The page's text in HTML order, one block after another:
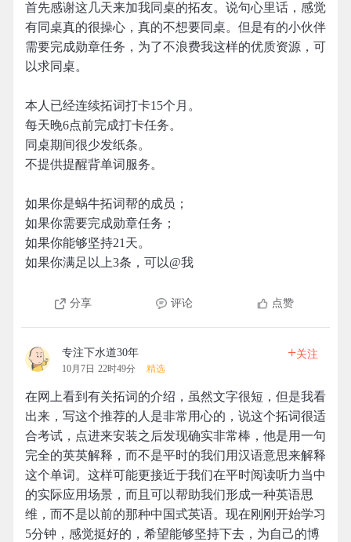
首先感谢这几天来加我同桌的拓友。说句心里话，感觉
有同桌真的很操心，真的不想要同桌。但是有的小伙伴
需要完成勋章任务，为了不浪费我这样的优质资源，可
以求同桌。
本人已经连续拓词打卡15个月。
每天晚6点前完成打卡任务。
同桌期间很少发纸条。
不提供提醒背单词服务。
如果你是蜗牛拓词帮的成员；
如果你需要完成勋章任务；
如果你能够坚持21天。
如果你满足以上3条，可以@我
分享 评论 点赞
专注下水道30年
10月7日 22时49分 精选
+关注
在网上看到有关拓词的介绍，虽然文字很短，但是我看
出来，写这个推荐的人是非常用心的，说这个拓词很适
合考试，点进来安装之后发现确实非常棒，他是用一句
完全的英英解释，而不是平时的我们用汉语意思来解释
这个单词。这样可能更接近于我们在平时阅读听力当中
的实际应用场景，而且可以帮助我们形成一种英语思
维，而不是以前的那种中国式英语。现在刚刚开始学习
5分钟，感觉挺好的，希望能够坚持下去，为自己的博